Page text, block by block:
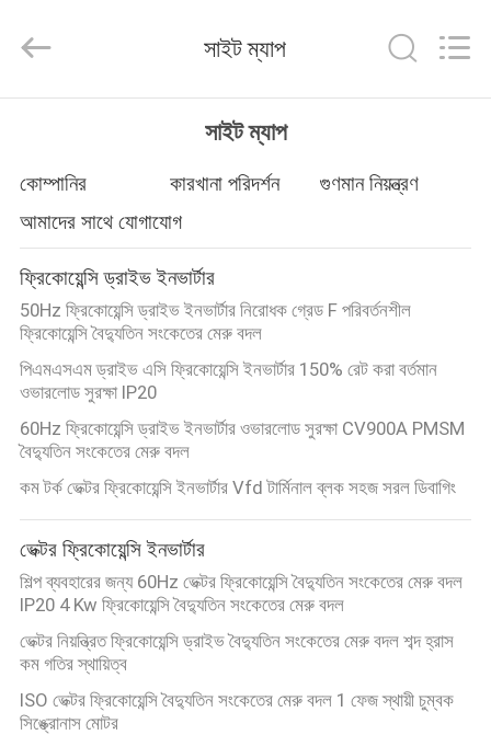
পণ্য
আমাদের
সম্পর্কে
কারখানা
ভ্রমণ
মান
নিয়ন্ত্রণ
আমাদের
সাথে
যোগাযোগ
করুন
Appliances
Rights
সাইট ম্যাপ
সাইট ম্যাপ
কোম্পানির কারখানা পরিদর্শন
গুণমান নিয়ন্ত্রণ
আমাদের সাথে যোগাযোগ
ফ্রিকোয়েন্সি ড্রাইভ ইনভার্টার
50Hz ফ্রিকোয়েন্সি ড্রাইভ ইনভার্টার নিরোধক গ্রেড F পরিবর্তনশীল
ফ্রিকোয়েন্সি বৈদ্যুতিন সংকেতের মেরু বদল
পিএমএসএম ড্রাইভ এসি ফ্রিকোয়েন্সি ইনভার্টার 150% রেট করা বর্তমান
ওভারলোড সুরক্ষা IP20
60Hz ফ্রিকোয়েন্সি ড্রাইভ ইনভার্টার ওভারলোড সুরক্ষা CV900A PMSM
বৈদ্যুতিন সংকেতের মেরু বদল
কম টর্ক ভেক্টর ফ্রিকোয়েন্সি ইনভার্টার Vfd টার্মিনাল ব্লক সহজ সরল ডিবাগিং
ভেক্টর ফ্রিকোয়েন্সি ইনভার্টার
শিল্প ব্যবহারের জন্য 60Hz ভেক্টর ফ্রিকোয়েন্সি বৈদ্যুতিন সংকেতের মেরু বদল
IP20 4 Kw ফ্রিকোয়েন্সি বৈদ্যুতিন সংকেতের মেরু বদল
ভেক্টর নিয়ন্ত্রিত ফ্রিকোয়েন্সি ড্রাইভ বৈদ্যুতিন সংকেতের মেরু বদল শব্দ হ্রাস
কম গতির স্থায়িত্ব
ISO ভেক্টর ফ্রিকোয়েন্সি বৈদ্যুতিন সংকেতের মেরু বদল 1 ফেজ স্থায়ী চুম্বক
সিঙ্ক্রোনাস মোটর